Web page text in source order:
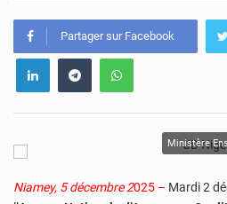
Partager sur Facebook
Ministère
Niamey, 5 décembre 2025 – Mardi 2